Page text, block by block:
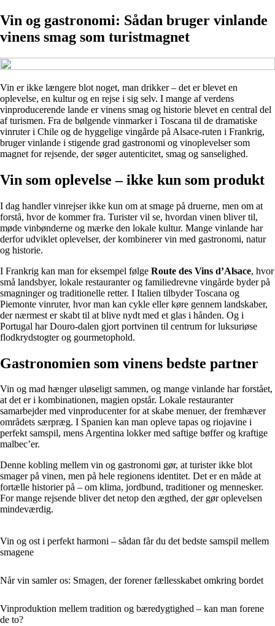
Vin og gastronomi: Sådan bruger vinlande
vinens smag som turistmagnet
Vin er ikke længere blot noget, man drikker – det er blevet en
oplevelse, en kultur og en rejse i sig selv. I mange af verdens
vinproducerende lande er vinens smag og historie blevet en central del
af turismen. Fra de bølgende vinmarker i Toscana til de dramatiske
vinruter i Chile og de hyggelige vingårde på Alsace-ruten i Frankrig,
bruger vinlande i stigende grad gastronomi og vinoplevelser som
magnet for rejsende, der søger autenticitet, smag og sanselighed.
Vin som oplevelse – ikke kun som produkt
I dag handler vinrejser ikke kun om at smage på druerne, men om at
forstå, hvor de kommer fra. Turister vil se, hvordan vinen bliver til,
møde vinbønderne og mærke den lokale kultur. Mange vinlande har
derfor udviklet oplevelser, der kombinerer vin med gastronomi, natur
og historie.
I Frankrig kan man for eksempel følge Route des Vins d’Alsace, hvor
små landsbyer, lokale restauranter og familiedrevne vingårde byder på
smagninger og traditionelle retter. I Italien tilbyder Toscana og
Piemonte vinruter, hvor man kan cykle eller køre gennem landskaber,
der nærmest er skabt til at blive nydt med et glas i hånden. Og i
Portugal har Douro-dalen gjort portvinen til centrum for luksuriøse
flodkrydstogter og gourmetophold.
Gastronomien som vinens bedste partner
Vin og mad hænger uløseligt sammen, og mange vinlande har forstået,
at det er i kombinationen, magien opstår. Lokale restauranter
samarbejder med vinproducenter for at skabe menuer, der fremhæver
områdets særpræg. I Spanien kan man opleve tapas og riojavine i
perfekt samspil, mens Argentina lokker med saftige bøffer og kraftige
malbec’er.
Denne kobling mellem vin og gastronomi gør, at turister ikke blot
smager på vinen, men på hele regionens identitet. Det er en måde at
fortælle historier på – om klima, jordbund, traditioner og mennesker.
For mange rejsende bliver det netop den ægthed, der gør oplevelsen
mindeværdig.
Vin og ost i perfekt harmoni – sådan får du det bedste samspil mellem
smagene
Når vin samler os: Smagen, der forener fællesskabet omkring bordet
Vinproduktion mellem tradition og bæredygtighed – kan man forene
de to?